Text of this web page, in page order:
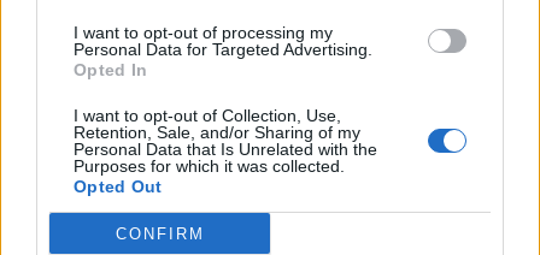
I want to opt-out of processing my
Personal Data for Targeted Advertising.
Opted In
I want to opt-out of Collection, Use,
Retention, Sale, and/or Sharing of my
Personal Data that Is Unrelated with the
Purposes for which it was collected.
Opted Out
CONFIRM
περισσότερα απ` όσα σε όλη
της την καριέρα στην
ΑΥΓ 10, 2026
Μπρίτνεϊ Σπίαρς: Το μπότοξ